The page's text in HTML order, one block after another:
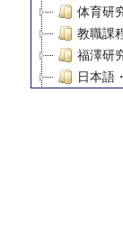
体育研
教職課
福澤研
日本語
グロ